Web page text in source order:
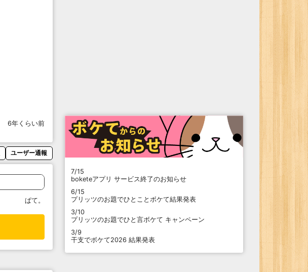
6年くらい前
ユーザー通報
ぱて。
7/15
boketeアプリ サービス終了のお知らせ
6/15
プリッツのお題でひとことボケて結果発表
3/10
プリッツのお題でひと言ボケて キャンペーン
3/9
干支でボケて2026 結果発表